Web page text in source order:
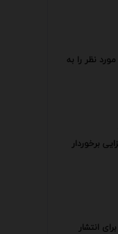
نظر را به
برخوردار
انتشار